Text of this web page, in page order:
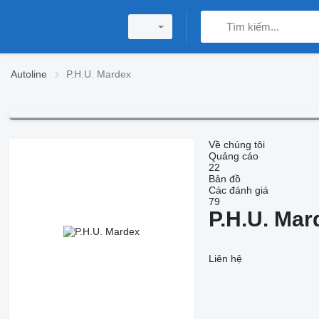
Autoline P.H.U. Mardex
Về chúng tôi
Quảng cáo
22
Bản đồ
Các đánh giá
79
P.H.U.
Liên hệ